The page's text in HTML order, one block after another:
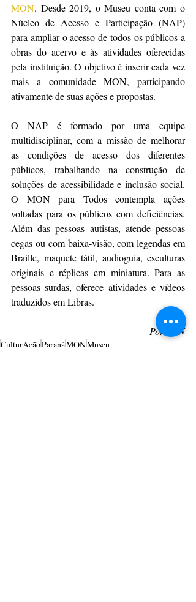
MON. Desde 2019, o Museu conta com o
Núcleo de Acesso e Participação (NAP)
para ampliar o acesso de todos os públicos a
obras do acervo e às atividades oferecidas
pela instituição. O objetivo é inserir cada vez
mais a comunidade MON, participando
ativamente de suas ações e propostas.
O NAP é formado por uma equipe
multidisciplinar, com a missão de melhorar
as condições de acesso dos diferentes
públicos, trabalhando na construção de
soluções de acessibilidade e inclusão social.
O MON para Todos contempla ações
voltadas para os públicos com deficiências.
Além das pessoas autistas, atende pessoas
cegas ou com baixa-visão, com legendas em
Braille, maquete tátil, audioguia, esculturas
originais e réplicas em miniatura. Para as
pessoas surdas, oferece atividades e vídeos
traduzidos em Libras.
Por AEN
CulturAçãoParanáMONMuseu